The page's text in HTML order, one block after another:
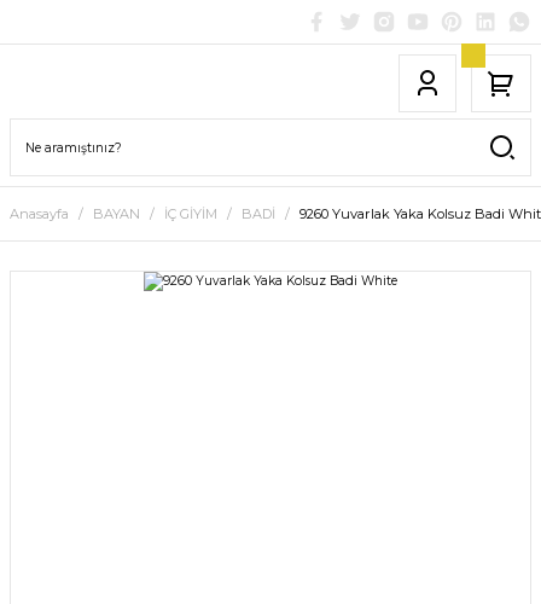
Anasayfa BAYAN İÇ GİYİM BADİ 9260 Yuvarlak Yaka Kolsuz Badi